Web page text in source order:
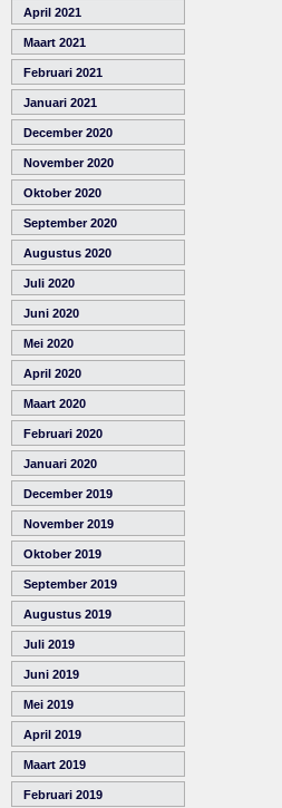
April 2021
Maart 2021
Februari 2021
Januari 2021
December 2020
November 2020
Oktober 2020
September 2020
Augustus 2020
Juli 2020
Juni 2020
Mei 2020
April 2020
Maart 2020
Februari 2020
Januari 2020
December 2019
November 2019
Oktober 2019
September 2019
Augustus 2019
Juli 2019
Juni 2019
Mei 2019
April 2019
Maart 2019
Februari 2019